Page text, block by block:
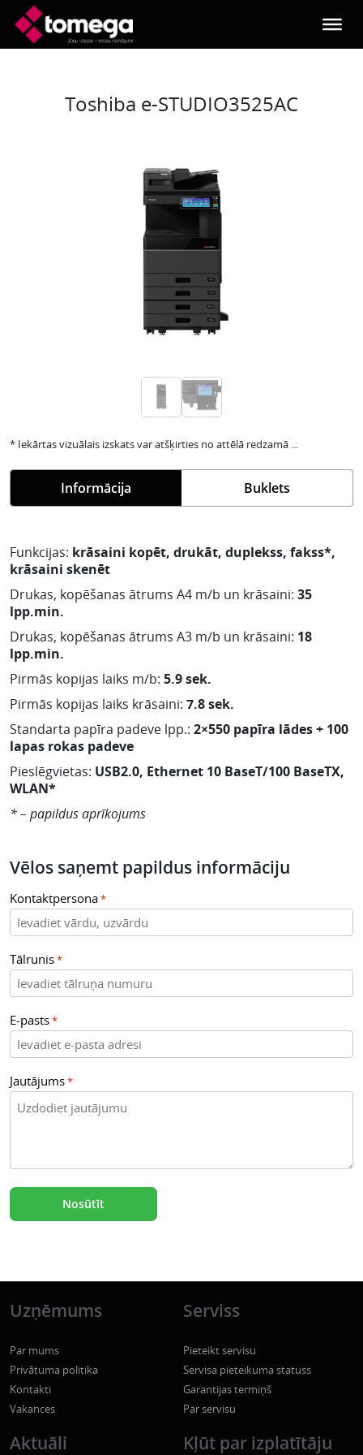
Skip to main content
Toshiba e-STUDIO3525AC
* Iekārtas vizuālais izskats var atšķirties no attēlā redzamā ...
Informācija Buklets
Funkcijas: krāsaini kopēt, drukāt, duplekss, fakss*,
krāsaini skenēt
Drukas, kopēšanas ātrums A4 m/b un krāsaini: 35
lpp.min.
Drukas, kopēšanas ātrums A3 m/b un krāsaini: 18
lpp.min.
Pirmās kopijas laiks m/b: 5.9 sek.
Pirmās kopijas laiks krāsaini: 7.8 sek.
Standarta papīra padeve lpp.: 2×550 papīra lādes + 100
lapas rokas padeve
Pieslēgvietas: USB2.0, Ethernet 10 BaseT/100 BaseTX,
WLAN*
* – papildus aprīkojums
Vēlos saņemt papildus informāciju
Kontaktpersona*
Tālrunis*
E-pasts*
Jautājums*
Uzņēmums
Par mums
Privātuma politika
Kontakti
Vakances
Serviss
Pieteikt servisu
Servisa pieteikuma statuss
Garantijas termiņš
Par servisu
Aktuāli Kļūt par izplatītāju